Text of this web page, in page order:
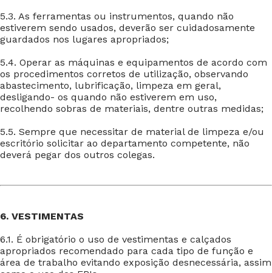
5.3. As ferramentas ou instrumentos, quando não
estiverem sendo usados, deverão ser cuidadosamente
guardados nos lugares apropriados;
5.4. Operar as máquinas e equipamentos de acordo com
os procedimentos corretos de utilização, observando
abastecimento, lubrificação, limpeza em geral,
desligando- os quando não estiverem em uso,
recolhendo sobras de materiais, dentre outras medidas;
5.5. Sempre que necessitar de material de limpeza e/ou
escritório solicitar ao departamento competente, não
deverá pegar dos outros colegas.
6. VESTIMENTAS
6.1. É obrigatório o uso de vestimentas e calçados
apropriados recomendado para cada tipo de função e
área de trabalho evitando exposição desnecessária, assim